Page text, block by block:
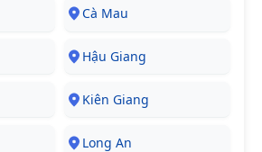
Cà Mau
Hậu Giang
Kiên Giang
Long An